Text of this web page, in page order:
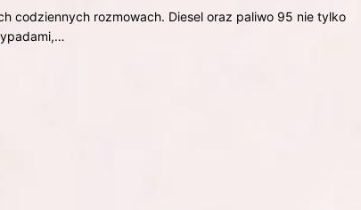
codziennych rozmowach. Diesel oraz paliwo 95 nie tylko